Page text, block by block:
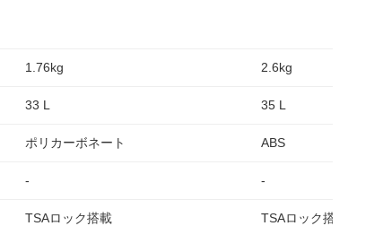
1.76kg
33 L
ポリカーボネート
-
TSAロック搭載
2.6kg
35 L
ABS
-
TSAロック搭載